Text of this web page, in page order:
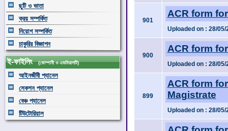
ছুটি ও ভাতা
ক্রয় সম্পর্কিত
নিয়োগ সম্পর্কিত
চাকুরির বিজ্ঞাপন
ই-ফাইলিং (কোম্পানী ও এডমিরালটি)
আইনজীবী প্যানেল
সেকশন প্যানেল
বেঞ্চ প্যানেল
টিউটোরিয়াল
901
ACR form
Uploaded on : 28/05/
900
ACR form
Uploaded on : 28/05/
899
ACR form
Magistrate
Uploaded on : 28/05/